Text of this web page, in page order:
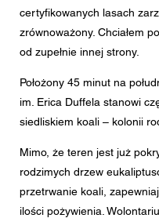
certyfikowanych lasach
zrównoważony. Chciałem
od zupełnie innej strony.
Położony 45 minut na
im. Erica Duffela stanowi
siedliskiem koali – kolonii
Mimo, że teren jest już
rodzimych drzew
przetrwanie koali,
ilości pożywienia.
Zgoda na przetwarzanie
Zgadzam się na
formularzu danych
skontaktuje się ze
zapytaniem.
Przetwarzanie